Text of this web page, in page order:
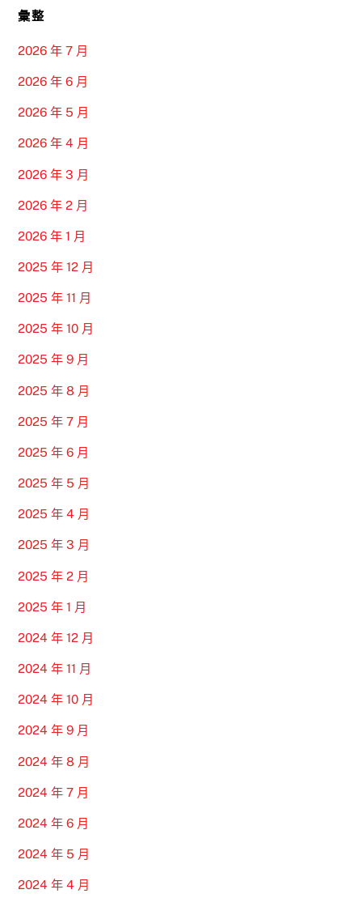
彙整
2026 年 7 月
2026 年 6 月
2026 年 5 月
2026 年 4 月
2026 年 3 月
2026 年 2 月
2026 年 1 月
2025 年 12 月
2025 年 11 月
2025 年 10 月
2025 年 9 月
2025 年 8 月
2025 年 7 月
2025 年 6 月
2025 年 5 月
2025 年 4 月
2025 年 3 月
2025 年 2 月
2025 年 1 月
2024 年 12 月
2024 年 11 月
2024 年 10 月
2024 年 9 月
2024 年 8 月
2024 年 7 月
2024 年 6 月
2024 年 5 月
2024 年 4 月